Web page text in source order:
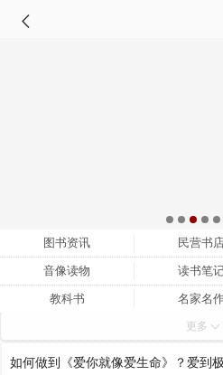
图书资讯 民营书
音像读物 读书笔
教科书 名家名
阅览室
书摘书评 旧书摊
更多
如何做到《爱你就像爱生命》？爱到